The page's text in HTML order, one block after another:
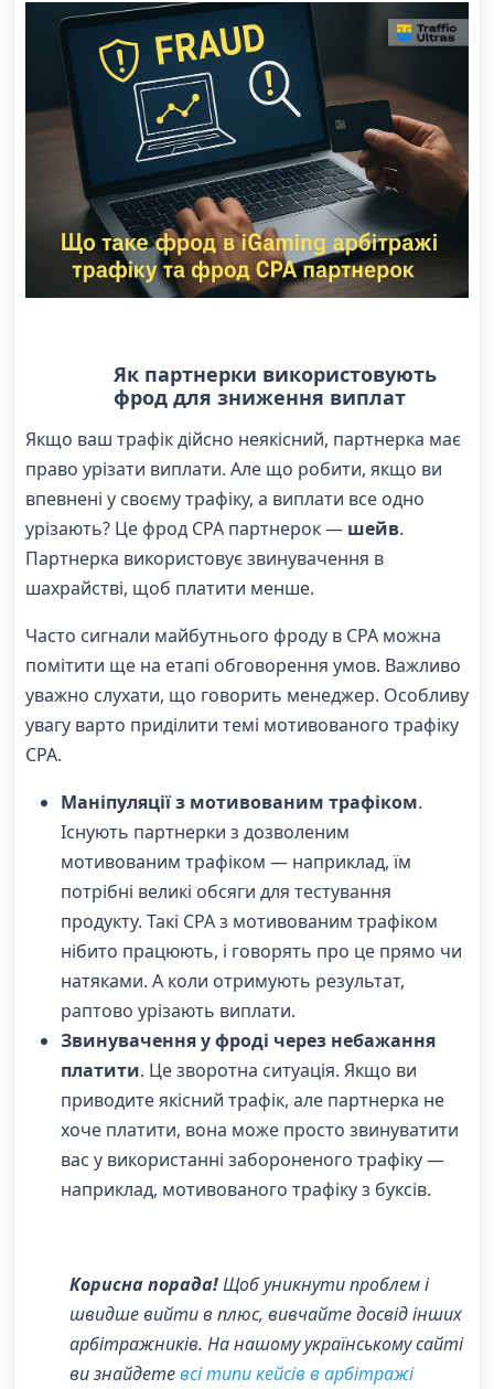
Як партнерки використовують
фрод для зниження виплат
Якщо ваш трафік дійсно неякісний, партнерка має
право урізати виплати. Але що робити, якщо ви
впевнені у своєму трафіку, а виплати все одно
урізають? Це фрод CPA партнерок — шейв.
Партнерка використовує звинувачення в
шахрайстві, щоб платити менше.
Часто сигнали майбутнього фроду в CPA можна
помітити ще на етапі обговорення умов. Важливо
уважно слухати, що говорить менеджер. Особливу
увагу варто приділити темі мотивованого трафіку
СРА.
Маніпуляції з мотивованим трафіком.
Існують партнерки з дозволеним
мотивованим трафіком — наприклад, їм
потрібні великі обсяги для тестування
продукту. Такі CPA з мотивованим трафіком
нібито працюють, і говорять про це прямо чи
натяками. А коли отримують результат,
раптово урізають виплати.
Звинувачення у фроді через небажання
платити. Це зворотна ситуація. Якщо ви
приводите якісний трафік, але партнерка не
хоче платити, вона може просто звинуватити
вас у використанні забороненого трафіку —
наприклад, мотивованого трафіку з буксів.
Корисна порада!Щоб уникнути проблем і
швидше вийти в плюс, вивчайте досвід інших
арбітражників. На нашому українському сайті
ви знайдетевсі типи кейсів в арбітражі